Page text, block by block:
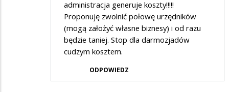
administracja generuje koszty!!!!!
Proponuję zwolnić połowę urzędników
(mogą założyć własne biznesy) i od razu
będzie taniej. Stop dla darmozjadów
cudzym kosztem.
ODPOWIEDZ